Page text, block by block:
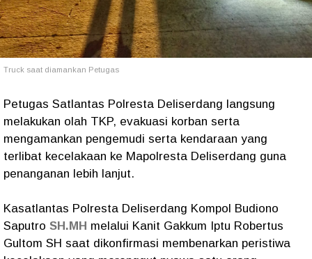
Truck saat diamankan Petugas
Petugas Satlantas Polresta Deliserdang langsung
melakukan olah TKP, evakuasi korban serta
mengamankan pengemudi serta kendaraan yang
terlibat kecelakaan ke Mapolresta Deliserdang guna
penanganan lebih lanjut.
Kasatlantas Polresta Deliserdang Kompol Budiono
Saputro SH.MH melalui Kanit Gakkum Iptu Robertus
Gultom SH saat dikonfirmasi membenarkan peristiwa